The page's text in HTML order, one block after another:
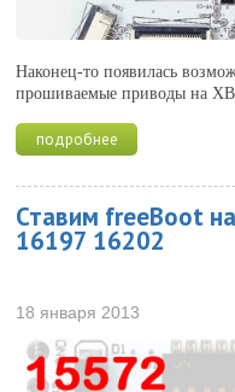
Наконец-то появилась
прошиваемые приводы на
подробнее
Ставим freeBoot
16197 16202
18 января 2013